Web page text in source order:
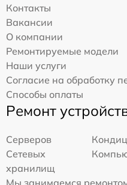
Контакты
Вакансии
О компании
Ремонтируемые модели
Наши услуги
Согласие на обработку
Способы оплаты
Ремонт
Серверов
Сетевых
хранилищ
Мы занимаемся